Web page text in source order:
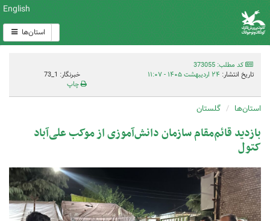
English
استان‌ها
کد مطلب: 373055
تاریخ انتشار: ۲۴ اردیبهشت ۱۴۰۵ - ۱۱:۰۷
خبرنگار: 1_73
چاپ
استان‌ها گلستان
بازدید قائم‌مقام سازمان دانش‌آموزی از موکب‌ علی‌آباد
کتول